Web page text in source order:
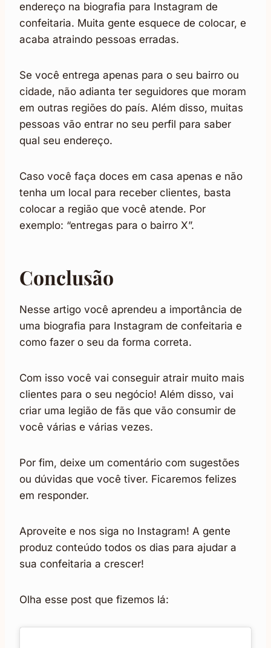
endereço na biografia para Instagram de
confeitaria. Muita gente esquece de colocar, e
acaba atraindo pessoas erradas.
Se você entrega apenas para o seu bairro ou
cidade, não adianta ter seguidores que moram
em outras regiões do país. Além disso, muitas
pessoas vão entrar no seu perfil para saber
qual seu endereço.
Caso você faça doces em casa apenas e não
tenha um local para receber clientes, basta
colocar a região que você atende. Por
exemplo: “entregas para o bairro X”.
Conclusão
Nesse artigo você aprendeu a importância de
uma biografia para Instagram de confeitaria e
como fazer o seu da forma correta.
Com isso você vai conseguir atrair muito mais
clientes para o seu negócio! Além disso, vai
criar uma legião de fãs que vão consumir de
você várias e várias vezes.
Por fim, deixe um comentário com sugestões
ou dúvidas que você tiver. Ficaremos felizes
em responder.
Aproveite e nos siga no Instagram! A gente
produz conteúdo todos os dias para ajudar a
sua confeitaria a crescer!
Olha esse post que fizemos lá: